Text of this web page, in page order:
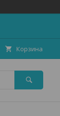
Корзина